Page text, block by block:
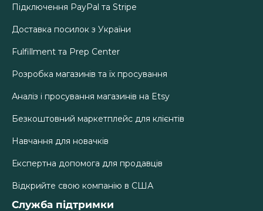
Підключення PayPal та Stripe
Доставка посилок з України
Fulfillment та Prep Center
Розробка магазинів та їх просування
Аналіз і просування магазинів на Etsy
Безкоштовний маркетплейс для клієнтів
Навчання для новачків
Експертна допомога для продавців
Відкрийте свою компанію в США
Служба підтримки